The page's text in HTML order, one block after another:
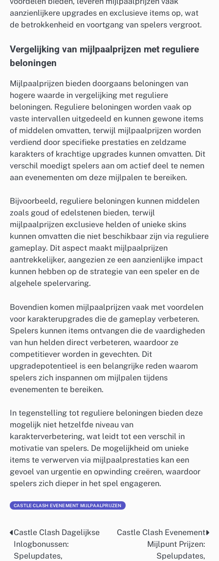
aanzienlijkere upgrades en exclusieve items op, wat
de betrokkenheid en voortgang van spelers vergroot.
Vergelijking van mijlpaalprijzen met reguliere
beloningen
Mijlpaalprijzen bieden doorgaans beloningen van
hogere waarde in vergelijking met reguliere
beloningen. Reguliere beloningen worden vaak op
vaste intervallen uitgedeeld en kunnen gewone items
of middelen omvatten, terwijl mijlpaalprijzen worden
verdiend door specifieke prestaties en zeldzame
karakters of krachtige upgrades kunnen omvatten. Dit
verschil moedigt spelers aan om actief deel te nemen
aan evenementen om deze mijlpalen te bereiken.
Bijvoorbeeld, reguliere beloningen kunnen middelen
zoals goud of edelstenen bieden, terwijl
mijlpaalprijzen exclusieve helden of unieke skins
kunnen omvatten die niet beschikbaar zijn via reguliere
gameplay. Dit aspect maakt mijlpaalprijzen
aantrekkelijker, aangezien ze een aanzienlijke impact
kunnen hebben op de strategie van een speler en de
algehele spelervaring.
Bovendien komen mijlpaalprijzen vaak met voordelen
voor karakterupgrades die de gameplay verbeteren.
Spelers kunnen items ontvangen die de vaardigheden
van hun helden direct verbeteren, waardoor ze
competitiever worden in gevechten. Dit
upgradepotentieel is een belangrijke reden waarom
spelers zich inspannen om mijlpalen tijdens
evenementen te bereiken.
In tegenstelling tot reguliere beloningen bieden deze
mogelijk niet hetzelfde niveau van
karakterverbetering, wat leidt tot een verschil in
motivatie van spelers. De mogelijkheid om unieke
items te verwerven via mijlpaalprestaties kan een
gevoel van urgentie en opwinding creëren, waardoor
spelers zich dieper in het spel engageren.
CASTLE CLASH EVENEMENT MIJLPAALPRIJZEN
Post
navigation
Castle Clash Dagelijkse
Inlogbonussen:
Spelupdates,
Castle Clash Evenement
Mijlpunt Prijzen:
Spelupdates,